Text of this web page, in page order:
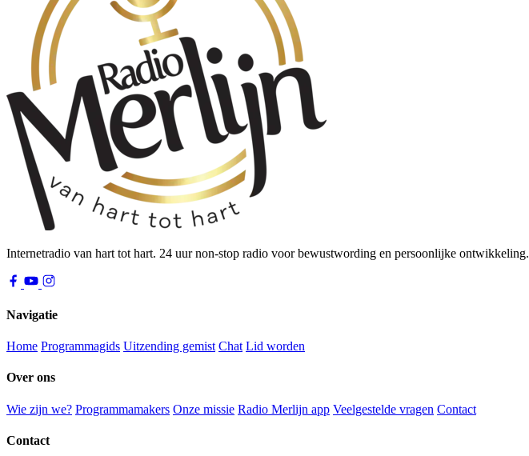
Internetradio van hart tot hart. 24 uur non-stop radio voor bewustwording en persoonlijke ontwikkeling.
Navigatie
Home Programmagids Uitzending gemist Chat Lid worden
Over ons
Wie zijn we? Programmamakers Onze missie Radio Merlijn app Veelgestelde vragen Contact
Contact